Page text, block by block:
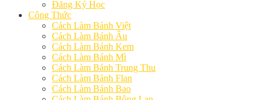
Đăng Ký Học
Công Thức
Cách Làm Bánh Việt
Cách Làm Bánh Âu
Cách Làm Bánh Kem
Cách Làm Bánh Mì
Cách Làm Bánh Trung Thu
Cách Làm Bánh Flan
Cách Làm Bánh Bao